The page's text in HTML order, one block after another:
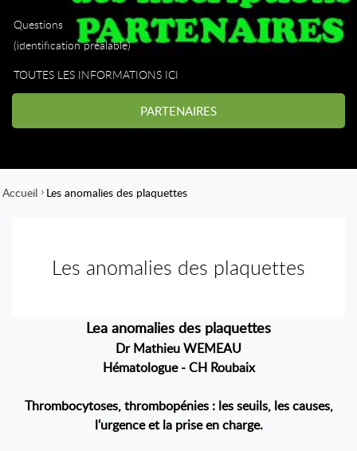
Questions
(identification préalable)
TOUTES LES INFORMATIONS ICI
PARTENAIRES
Accueil Les anomalies des plaquettes
Les anomalies des plaquettes
Lea anomalies des plaquettes
Dr Mathieu WEMEAU
Hématologue - CH Roubaix
Thrombocytoses, thrombopénies : les seuils, les causes,
l'urgence et la prise en charge.